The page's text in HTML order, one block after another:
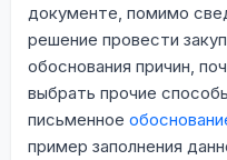
документе, помимо
решение провести
обоснования причин,
выбрать прочие
письменное
пример заполнения